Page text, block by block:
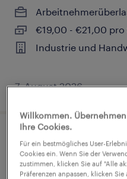
€19,00 - €21,00
Industrie und
7. August 2026
Fachkraft für
Bad Laer,
Willkommen.
Ihre Cookies.
Für ein bestmögliches User-
Cookies ein. Wenn Sie der
zustimmen, klicken Sie auf "Alle
Präferenzen anpassen, klicken